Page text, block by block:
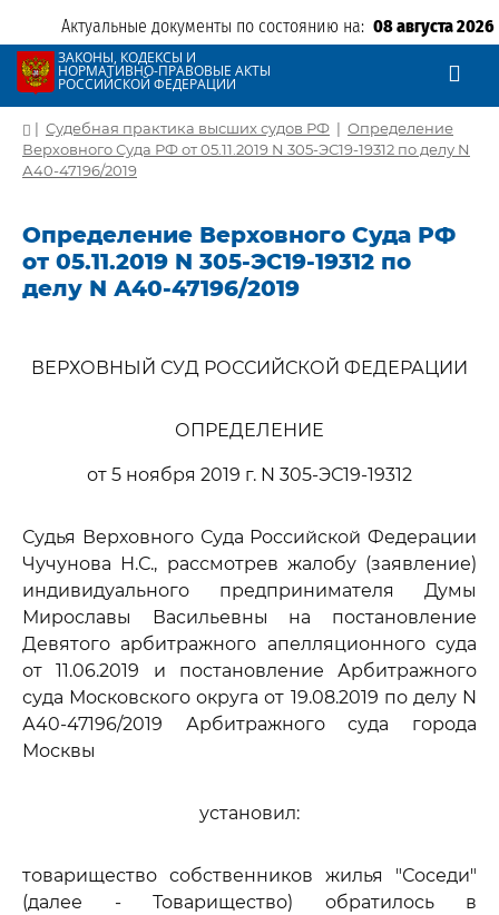
Актуальные документы по состоянию на: 08 августа 2026
ЗАКОНЫ, КОДЕКСЫ И
НОРМАТИВНО-ПРАВОВЫЕ АКТЫ
РОССИЙСКОЙ ФЕДЕРАЦИИ
| Судебная практика высших судов РФ | Определение
Верховного Суда РФ от 05.11.2019 N 305-ЭС19-19312 по делу N
А40-47196/2019
Определение Верховного Суда РФ
от 05.11.2019 N 305-ЭС19-19312 по
делу N А40-47196/2019
ВЕРХОВНЫЙ СУД РОССИЙСКОЙ ФЕДЕРАЦИИ
ОПРЕДЕЛЕНИЕ
от 5 ноября 2019 г. N 305-ЭС19-19312
Судья Верховного Суда Российской Федерации
Чучунова Н.С., рассмотрев жалобу (заявление)
индивидуального предпринимателя Думы
Мирославы Васильевны на постановление
Девятого арбитражного апелляционного суда
от 11.06.2019 и постановление Арбитражного
суда Московского округа от 19.08.2019 по делу N
А40-47196/2019 Арбитражного суда города
Москвы
установил:
товарищество собственников жилья "Соседи"
(далее - Товарищество) обратилось в